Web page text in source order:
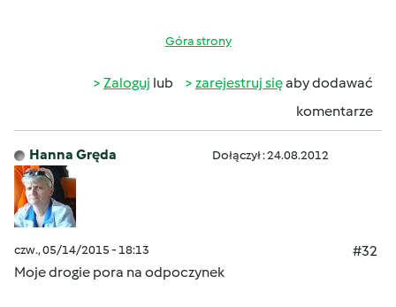
Góra strony
Zaloguj lub zarejestruj sięaby dodawać
komentarze
Hanna Gręda Dołączył : 24.08.2012
czw., 05/14/2015 - 18:13
#32
Moje drogie pora na odpoczynek